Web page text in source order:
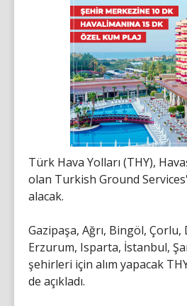
Türk Hava Yolları (THY),
olan Turkish Ground
alacak.
Gazipaşa, Ağrı, Bingöl, Çorlu,
Erzurum, Isparta, İstanbul,
şehirleri için alım yapacak
de açıkladı.